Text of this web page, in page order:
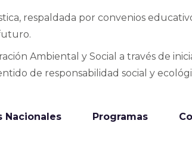
respaldada por convenios
Ambiental y Social a través de
de responsabilidad social y
Nacionales Programas